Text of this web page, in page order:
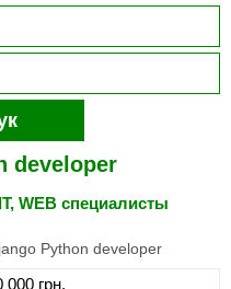
developer
WEB специалисты
Python developer
000 грн.